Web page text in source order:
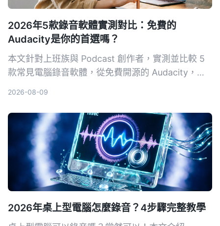
2026年5款錄音軟體實測對比：免費的
Audacity是你的首選嗎？
本文針對上班族與 Podcast 創作者，實測並比較 5
款常見電腦錄音軟體，從免費開源的 Audacity，到
2026-08-09
2026年桌上型電腦怎麼錄音？4步驟完整教學